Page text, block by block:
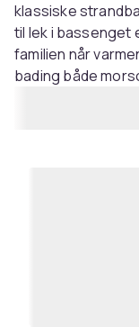
klassiske
til lek i bassenget
familien når
bading både